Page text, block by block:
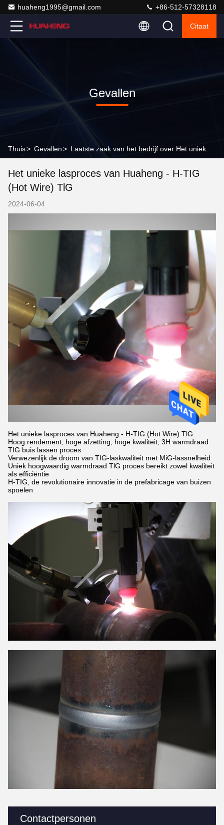
huaheng1995@gmail.com +86-512-57328118
Citaat
Gevallen
Thuis> Gevallen>
Contactpersonen
Het unieke lasproces van Huaheng - H-TIG
(Hot Wire) TlG
2024-06-04
Het unieke lasproces van Huaheng - H-TIG (Hot Wire) TlG
Hoog rendement, hoge afzetting, hoge kwaliteit, 3H warmdraad
TIG buis lassen proces
Verwezenlijk de droom van TIG-laskwaliteit met MiG-lassnelheid
Uniek hoogwaardig warmdraad TlG proces bereikt zowel kwaliteit
als efficiëntie
H-TIG, de revolutionaire innovatie in de prefabricage van buizen
spoelen